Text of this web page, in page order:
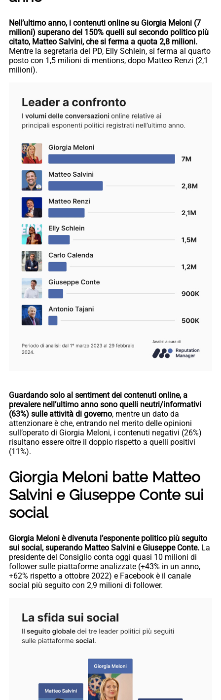
Nell’ultimo anno, i contenuti online su Giorgia Meloni (7
milioni) superano del 150% quelli sul secondo politico più
citato, Matteo Salvini, che si ferma a quota 2,8 milioni.
Mentre la segretaria del PD, Elly Schlein, si ferma al quarto
posto con 1,5 milioni di mentions, dopo Matteo Renzi (2,1
milioni).
Guardando solo al sentiment dei contenuti online, a
prevalere nell’ultimo anno sono quelli neutri/informativi
(63%) sulle attività di governo, mentre un dato da
attenzionare è che, entrando nel merito delle opinioni
sull’operato di Giorgia Meloni, i contenuti negativi (26%)
risultano essere oltre il doppio rispetto a quelli positivi
(11%).
Giorgia Meloni batte Matteo
Salvini e Giuseppe Conte sui
social
Giorgia Meloni è divenuta l’esponente politico più seguito
sui social, superando Matteo Salvini e Giuseppe Conte. La
presidente del Consiglio conta oggi quasi 10 milioni di
follower sulle piattaforme analizzate (+43% in un anno,
+62% rispetto a ottobre 2022) e Facebook è il canale
social più seguito con 2,9 milioni di follower.